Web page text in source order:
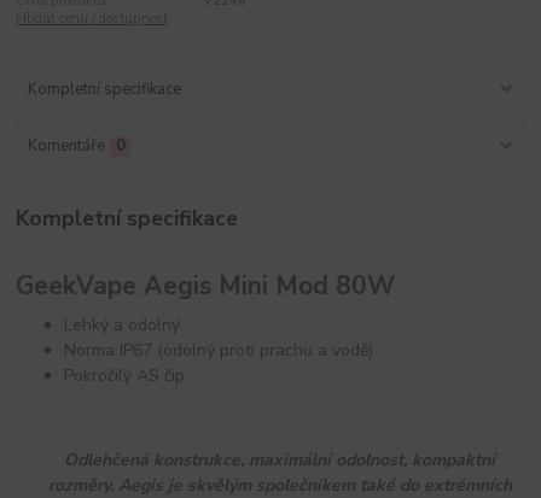
Kompletní specifikace
Komentáře 0
Kompletní specifikace
GeekVape Aegis Mini Mod 80W
Lehký a odolný
Norma IP67 (odolný proti prachu a vodě)
Pokročilý AS čip
Odlehčená konstrukce, maximální odolnost, kompaktní
rozměry. Aegis je skvělým společníkem také do extrémních